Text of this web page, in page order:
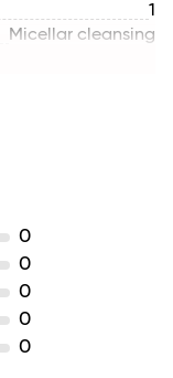
1
Micellar cleansing
0
0
0
0
0